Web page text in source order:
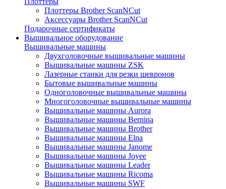
Плоттеры Brother ScanNCut
Аксессуары Brother ScanNCut
Подарочные сертификаты
Вышивальное оборудование
Вышивальные машины
Двухголовочные вышивальные машины
Вышивальные машины ZSK
Лазерные станки для резки шевронов
Бытовые вышивальные машины
Одноголовочные вышивальные машины
Многоголовочные вышивальные машины
Вышивальные машины Aurora
Вышивальные машины Bernina
Вышивальные машины Brother
Вышивальные машины Elna
Вышивальные машины Janome
Вышивальные машины Joyee
Вышивальные машины Leader
Вышивальные машины Ricoma
Вышивальные машины SWF